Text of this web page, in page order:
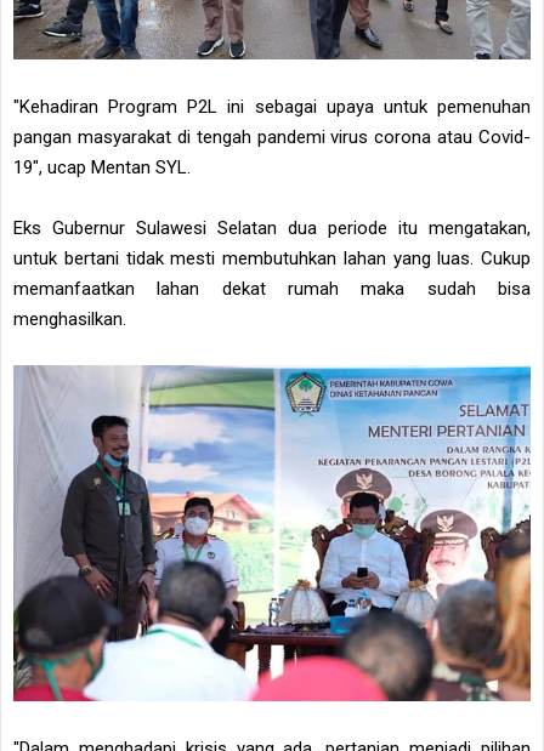
"Kehadiran Program P2L ini sebagai upaya untuk pemenuhan
pangan masyarakat di tengah pandemi virus corona atau Covid-
19", ucap Mentan SYL.
Eks Gubernur Sulawesi Selatan dua periode itu mengatakan,
untuk bertani tidak mesti membutuhkan lahan yang luas. Cukup
memanfaatkan lahan dekat rumah maka sudah bisa
menghasilkan.